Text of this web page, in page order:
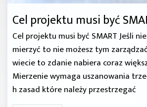
Cel projektu musi być
Cel projektu musi być SMART Jeśli
mierzyć to nie możesz tym
wiecie to zdanie nabiera coraz
Mierzenie wymaga uszanowania
h zasad które należy przestrzegać